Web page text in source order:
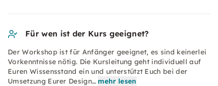
Für wen ist der Kurs geeignet?
Der Workshop ist für Anfänger geeignet, es sind keinerlei
Vorkenntnisse nötig. Die Kursleitung geht individuell auf
Euren Wissensstand ein und unterstützt Euch bei der
Umsetzung Eurer Design… mehr lesen